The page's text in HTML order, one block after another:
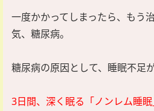
一度かかってしまったら、もう
気、糖尿病。
糖尿病の原因として、睡眠不足
3日間、深く眠る「ノンレム睡眠